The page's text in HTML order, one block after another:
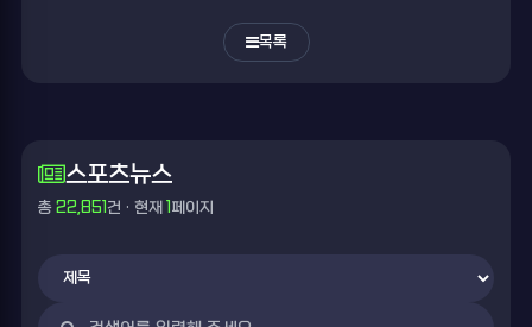
목록
스포츠뉴스
총 22,851건 · 현재 1 페이지